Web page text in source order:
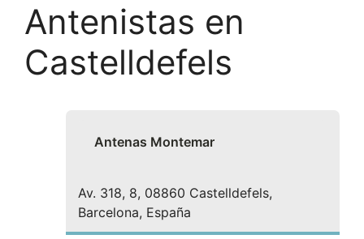
Antenistas en
Castelldefels
Antenas Montemar
Av. 318, 8, 08860 Castelldefels,
Barcelona, España